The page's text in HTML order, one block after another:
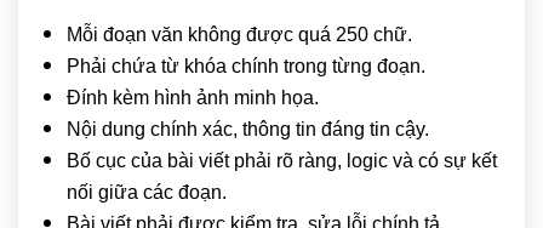
Mỗi đoạn văn không được quá 250 chữ.
Phải chứa từ khóa chính trong từng đoạn.
Đính kèm hình ảnh minh họa.
Nội dung chính xác, thông tin đáng tin cậy.
Bố cục của bài viết phải rõ ràng, logic và có sự kết
nối giữa các đoạn.
Bài viết phải được kiểm tra, sửa lỗi chính tả.